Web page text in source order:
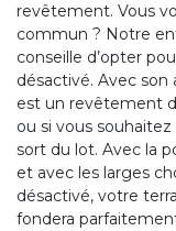
revêtement. Vous
commun ? Notre
conseille d’opter
désactivé. Avec
est un revêtement
ou si vous
sort du lot. Avec la
et avec les larges
désactivé, votre
fondera